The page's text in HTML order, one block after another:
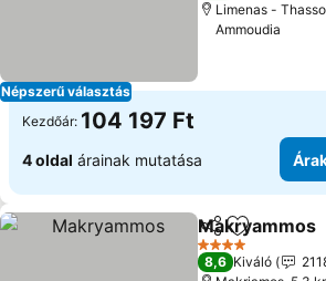
Népszerű választás
Limenas -
Ammoudia
Kezdőár: 104 197 Ft
4 oldal árainak mutatása
Megosztás
Makryammos
4 Kategória
8,6 Kiváló